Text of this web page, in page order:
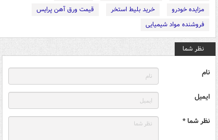
مزایده خودرو
خرید بلیط استخر
قیمت ورق آهن پرایس
فروشنده مواد شیمیایی
نظر شما
نام
ایمیل
نظر شما *